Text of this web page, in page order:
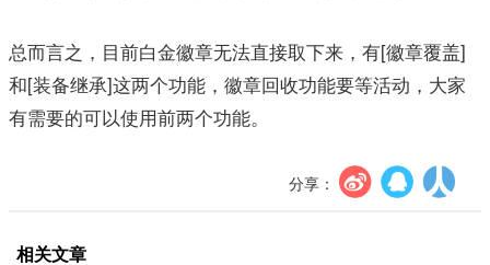
总而言之，目前白金徽章无法直接取下来，有[徽章覆盖]
和[装备继承]这两个功能，徽章回收功能要等活动，大家
有需要的可以使用前两个功能。
分享：
相关文章